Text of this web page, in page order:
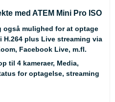
med ATEM Mini Pro ISO
også mulighed for at optage
plus Live streaming via
Facebook Live, m.fl.
til 4 kameraer, Media,
for optagelse, streaming